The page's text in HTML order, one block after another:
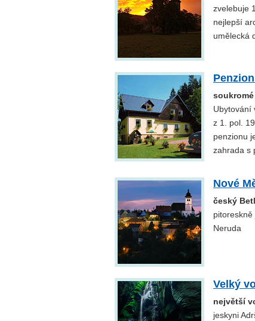
zvelebuje
nejlepší
umělecká
Ubytování
z 1. pol.
penzionu
zahrada s
Nové
český
Neruda
Velký
největší
jeskyni